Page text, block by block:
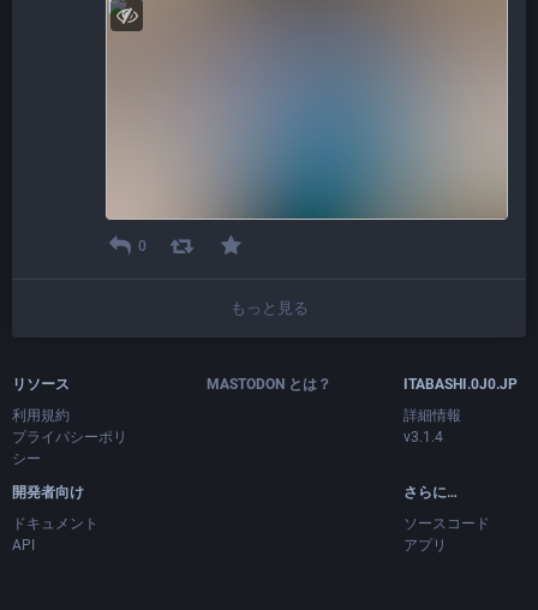
0
もっと見る
リソース
利用規約
プライバシーポリ
シー
開発者向け
ドキュメント
API
MASTODON とは？
ITABASHI.0J0.JP
詳細情報
v3.1.4
さらに…
ソースコード
アプリ